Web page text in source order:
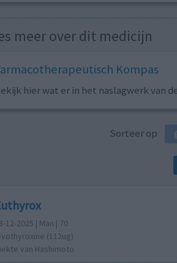
meer over dit medicijn
Kompas
hier wat er in het naslagwerk van
Sorteer op
12-2025 | Man | 70
(112ug)
van Hashimoto